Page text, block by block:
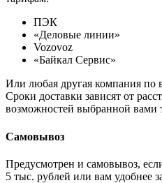
ПЭК
«Деловые линии»
Vozovoz
«Байкал Сервис»
Или любая другая компания по
Сроки доставки зависят от
возможностей выбранной вами
Самовывоз
Предусмотрен и самовывоз,
5 тыс. рублей или вам удобнее